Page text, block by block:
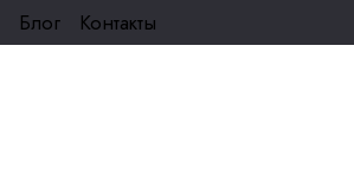
Блог Контакты